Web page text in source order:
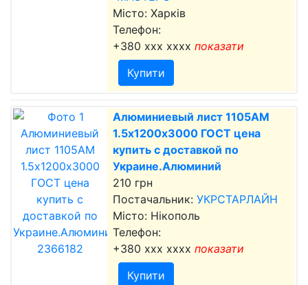
Місто: Харків
Телефон:
+380 xxx xxxx показати
Купити
Алюминиевый лист 1105АМ
1.5х1200х3000 ГОСТ цена
купить с доставкой по
Украине.Алюминий
210 грн
Постачальник: УКРСТАРЛАЙН
Місто: Нікополь
Телефон:
+380 xxx xxxx показати
Купити